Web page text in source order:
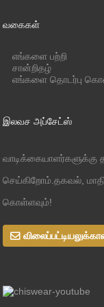
வகைகள்
எங்களை பற்றி
சான்றிதழ்
எங்களை தொடர்பு
இலவச அப்சேட்ஸ்
வாடிக்கையாளர்களுக்கு
செய்கிறோம்.தகவல்,
கொள்ளவும்!